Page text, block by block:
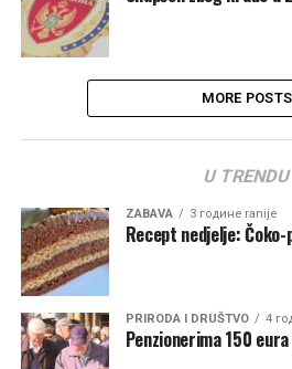
MORE POSTS
U TRENDU
ZABAVA 3 године ranije
Recept nedjelje:
PRIRODA I DRUŠTVO 4
Penzionerima 150